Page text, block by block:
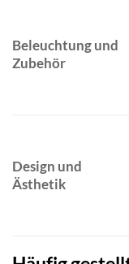
Beleuchtung und
Zubehör
Design und
Ästhetik